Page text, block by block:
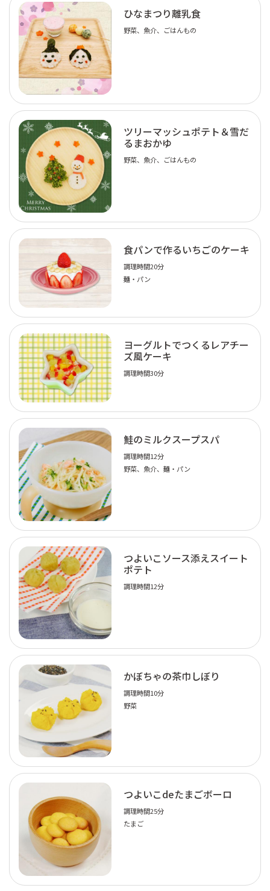
ひなまつり離乳食
野菜、魚介、ごはんもの
ツリーマッシュポテト＆雪だ
るまおかゆ
野菜、魚介、ごはんもの
食パンで作るいちごのケーキ
調理時間20分
麺・パン
ヨーグルトでつくるレアチー
ズ風ケーキ
調理時間30分
鮭のミルクスープスパ
調理時間12分
野菜、魚介、麺・パン
つよいこソース添えスイート
ポテト
調理時間12分
かぼちゃの茶巾しぼり
調理時間10分
野菜
つよいこdeたまごボーロ
調理時間25分
たまご